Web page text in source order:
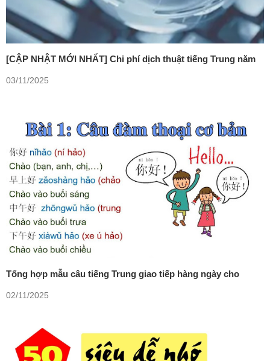
[CẬP NHẬT MỚI NHẤT] Chi phí dịch thuật tiếng Trung năm
03/11/2025
Tổng hợp mẫu câu tiếng Trung giao tiếp hàng ngày cho
02/11/2025